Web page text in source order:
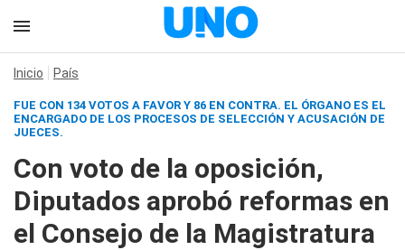
Inicio País
FUE CON 134 VOTOS A FAVOR Y 86 EN CONTRA. EL ÓRGANO ES EL
ENCARGADO DE LOS PROCESOS DE SELECCIÓN Y ACUSACIÓN DE
JUECES.
Con voto de la oposición,
Diputados aprobó reformas en
el Consejo de la Magistratura